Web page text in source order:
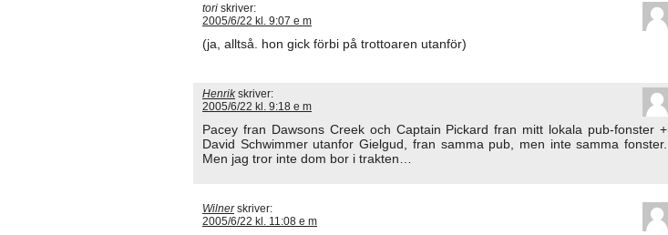
tori skriver:
2005/6/22 kl. 9:07 e m
(ja, alltså. hon gick förbi på trottoaren utanför)
Henrik skriver:
2005/6/22 kl. 9:18 e m
Pacey fran Dawsons Creek och Captain Pickard fran mitt lokala pub-fonster +
David Schwimmer utanfor Gielgud, fran samma pub, men inte samma fonster.
Men jag tror inte dom bor i trakten…
Wilner skriver:
2005/6/22 kl. 11:08 e m